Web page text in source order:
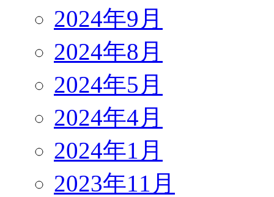
2024年9月
2024年8月
2024年5月
2024年4月
2024年1月
2023年11月